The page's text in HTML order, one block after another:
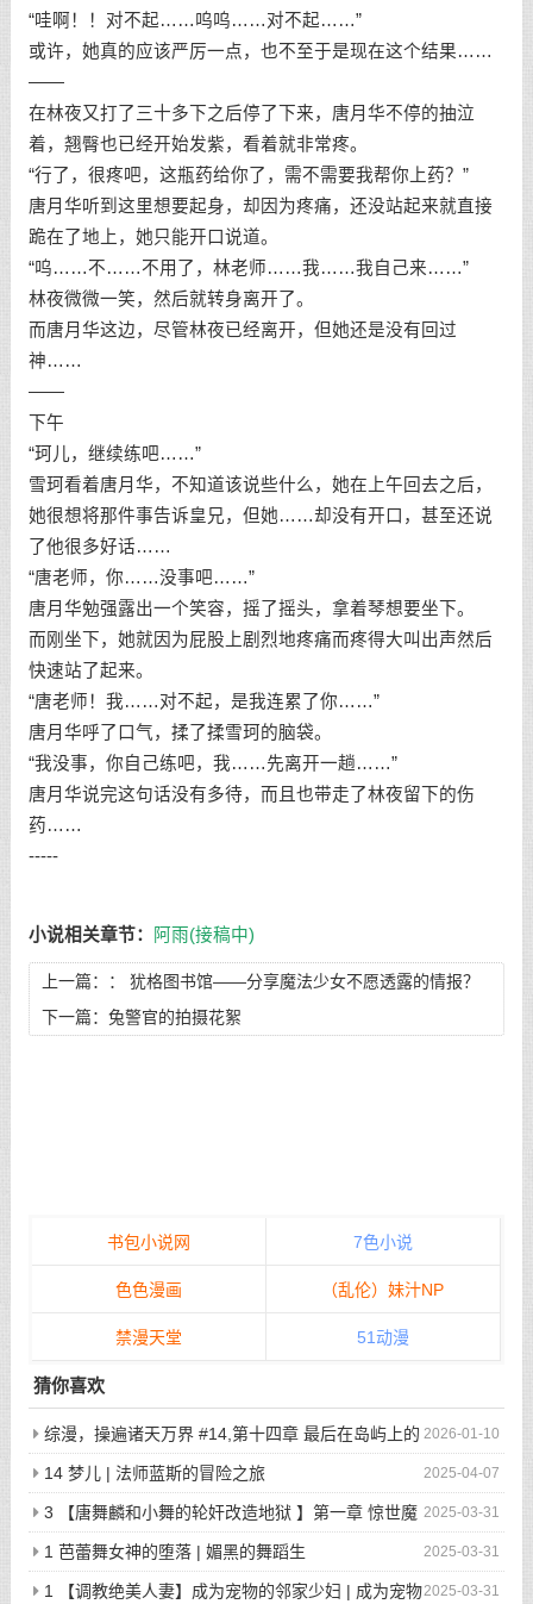
“哇啊！！对不起……呜呜……对不起……”
或许，她真的应该严厉一点，也不至于是现在这个结果……
——
在林夜又打了三十多下之后停了下来，唐月华不停的抽泣
着，翘臀也已经开始发紫，看着就非常疼。
“行了，很疼吧，这瓶药给你了，需不需要我帮你上药？”
唐月华听到这里想要起身，却因为疼痛，还没站起来就直接
跪在了地上，她只能开口说道。
“呜……不……不用了，林老师……我……我自己来……”
林夜微微一笑，然后就转身离开了。
而唐月华这边，尽管林夜已经离开，但她还是没有回过
神……
——
下午
“珂儿，继续练吧……”
雪珂看着唐月华，不知道该说些什么，她在上午回去之后，
她很想将那件事告诉皇兄，但她……却没有开口，甚至还说
了他很多好话……
“唐老师，你……没事吧……”
唐月华勉强露出一个笑容，摇了摇头，拿着琴想要坐下。
而刚坐下，她就因为屁股上剧烈地疼痛而疼得大叫出声然后
快速站了起来。
“唐老师！我……对不起，是我连累了你……”
唐月华呼了口气，揉了揉雪珂的脑袋。
“我没事，你自己练吧，我……先离开一趟……”
唐月华说完这句话没有多待，而且也带走了林夜留下的伤
药……
-----
小说相关章节： 阿雨(接稿中)
上一篇：： 犹格图书馆——分享魔法少女不愿透露的情报？
#8,妖精女王查莉的场合——只是个无足轻重的故事罢了（
下一篇： 兔警官的拍摄花絮
书包小说网 7色小说
色色漫画 （乱伦）妹汁NP
禁漫天堂 51动漫
猜你喜欢
2026-01-10
综漫，操遍诸天万界 #14,第十四章 最后在岛屿上的
狂欢派对
2025-04-07
14 梦儿 | 法师蓝斯的冒险之旅
2025-03-31
3 【唐舞麟和小舞的轮奸改造地狱 】第一章 惊世魔
王现身 | 斗罗大陆同人
2025-03-31
1 芭蕾舞女神的堕落 | 媚黑的舞蹈生
2025-03-31
1 【调教绝美人妻】成为宠物的邻家少妇 | 成为宠物